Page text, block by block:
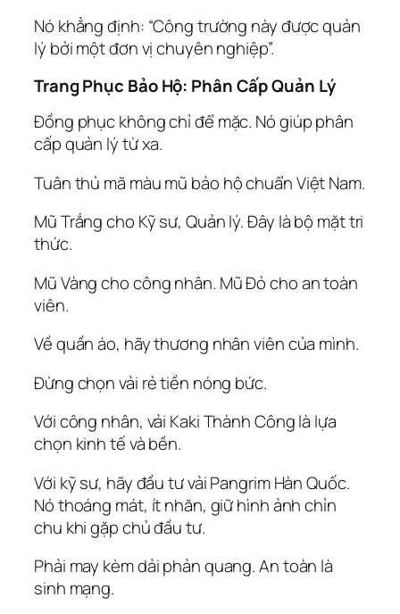
Nó khẳng định: “Công trường này được quản
lý bởi một đơn vị chuyên nghiệp”.
Trang Phục Bảo Hộ: Phân Cấp Quản Lý
Đồng phục không chỉ để mặc. Nó giúp phân
cấp quản lý từ xa.
Tuân thủ mã màu mũ bảo hộ chuẩn Việt Nam.
Mũ Trắng cho Kỹ sư, Quản lý. Đây là bộ mặt tri
thức.
Mũ Vàng cho công nhân. Mũ Đỏ cho an toàn
viên.
Về quần áo, hãy thương nhân viên của mình.
Đừng chọn vải rẻ tiền nóng bức.
Với công nhân, vải Kaki Thành Công là lựa
chọn kinh tế và bền.
Với kỹ sư, hãy đầu tư vải Pangrim Hàn Quốc.
Nó thoáng mát, ít nhăn, giữ hình ảnh chỉn
chu khi gặp chủ đầu tư.
Phải may kèm dải phản quang. An toàn là
sinh mạng.